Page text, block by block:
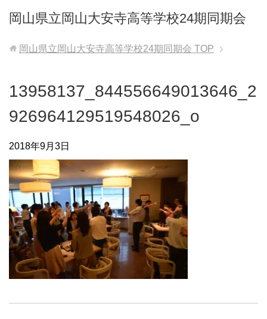
岡山県立岡山大安寺高等学校24期同期会
岡山県立岡山大安寺高等学校24期同期会 TOP
13958137_844556649013646_2
926964129519548026_o
2018年9月3日